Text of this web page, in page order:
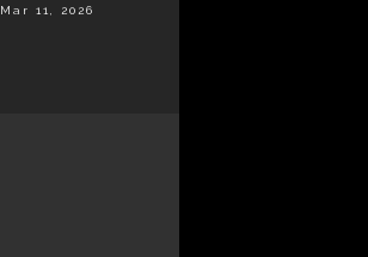
Mar 11, 2026